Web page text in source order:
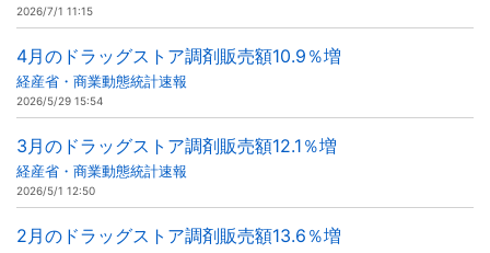
2026/7/1 11:15
4月のドラッグストア調剤販売額10.9％増
経産省・商業動態統計速報
2026/5/29 15:54
3月のドラッグストア調剤販売額12.1％増
経産省・商業動態統計速報
2026/5/1 12:50
2月のドラッグストア調剤販売額13.6％増